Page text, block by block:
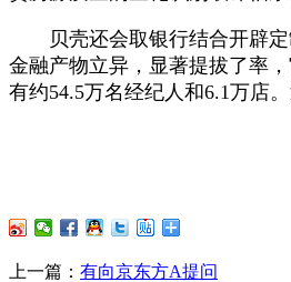
贝壳还会取银行结合开辟定
金融产物立异，显著提拔了率
有约54.5万名经纪人和6.1万店。
上一篇： 有向京东方A提问